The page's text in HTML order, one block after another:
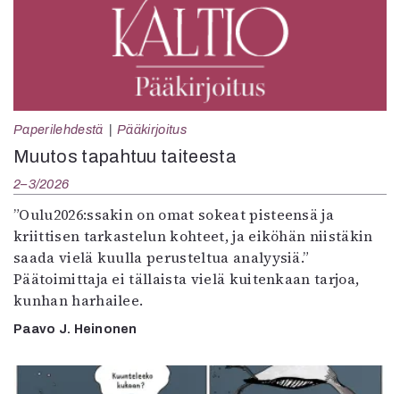
Paperilehdestä Pääkirjoitus
Muutos tapahtuu taiteesta
2–3/2026
”Oulu2026:ssakin on omat sokeat pisteensä ja
kriittisen tarkastelun kohteet, ja eiköhän niistäkin
saada vielä kuulla perusteltua analyysiä.”
Päätoimittaja ei tällaista vielä kuitenkaan tarjoa,
kunhan harhailee.
Paavo J. Heinonen